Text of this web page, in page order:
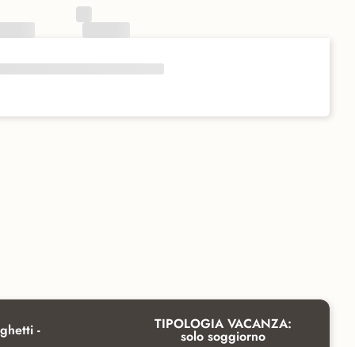
- TIPOLOGIA VACANZA:
solo soggiorno